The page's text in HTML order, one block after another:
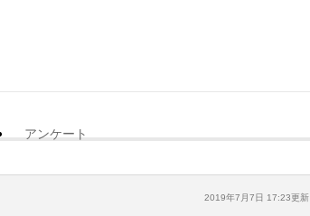
アンケート
2019年7月7日 17:23更新